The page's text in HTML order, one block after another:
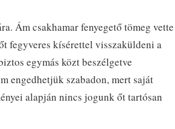
Ám csakhamar fenyegető tömeg vette
fegyveres kísérettel visszaküldeni a
egymás közt beszélgetve
engedhetjük szabadon, mert saját
alapján nincs jogunk őt tartósan